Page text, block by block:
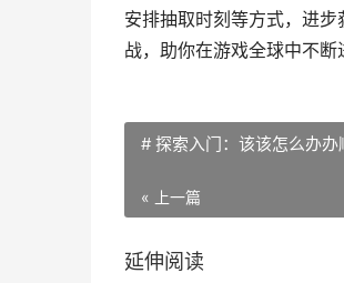
安排抽取时刻等方式，进
战，助你在游戏全球中不断
# 探索入门：该该怎么办
« 上一篇
延伸阅读